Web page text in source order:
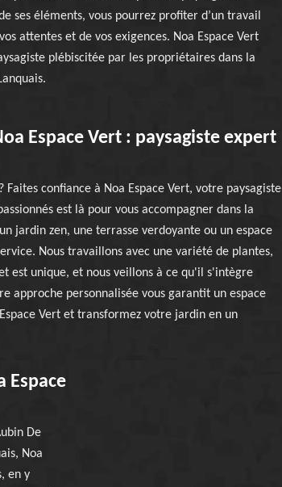
ses éléments, vous pourrez profiter d’un travail
attentes et de vos exigences. Noa Espace Vert
plébiscitée par les propriétaires dans la
Espace Vert : paysagiste expert
confiance à Noa Espace Vert, votre paysagiste
est là pour vous accompagner dans la
jardin zen, une terrasse verdoyante ou un espace
Nous travaillons avec une variété de plantes,
est unique, et nous veillons à ce qu'il s'intègre
approche personnalisée vous garantit un espace
Vert et transformez votre jardin en un
Espace
De
Noa
en y